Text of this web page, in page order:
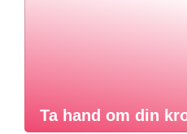
Ta hand om din